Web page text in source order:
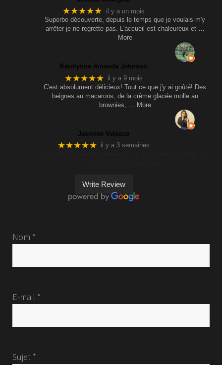
★★★★★
il y a un mois
Superbe découverte, depuis le temps que je voulais m'y
arrêter je ne regrette pas. L'accueil est chaleureux et …
More
Karolynne Amanda Johnson
★★★★★ il y a 9 mois
C'est absolument délicieux! Tout ce que j'y ai goûté! Des
beignes au macarons, de la crème glacée molle au
brownies,
… More
Jasmine Velasco
★★★★★ il y a 3 semaines
Write Review
Nom *
E-mail *
Sujet *